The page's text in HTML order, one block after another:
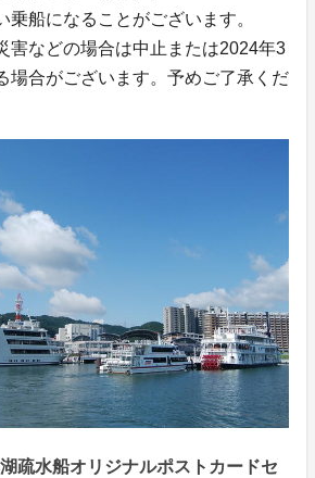
船になることがございます。
害などの場合は中止または2024年3
場合がございます。予めご了承くだ
疏水船オリジナルポストカードセ